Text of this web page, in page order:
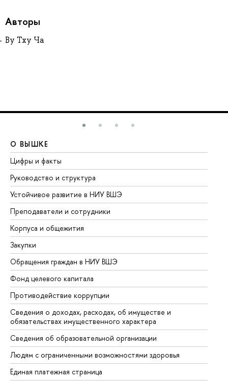
Авторы
Ву Тху Ча
О ВЫШКЕ
Цифры и факты
Руководство и структура
Устойчивое развитие в НИУ ВШЭ
Преподаватели и сотрудники
Корпуса и общежития
Закупки
Обращения граждан в НИУ ВШЭ
Фонд целевого капитала
Противодействие коррупции
Сведения о доходах, расходах, об имуществе и
обязательствах имущественного характера
Сведения об образовательной организации
Людям с ограниченными возможностями здоровья
Единая платежная страница